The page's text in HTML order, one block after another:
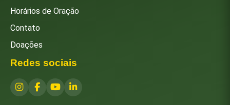
Horários de Oração
Contato
Doações
Redes sociais